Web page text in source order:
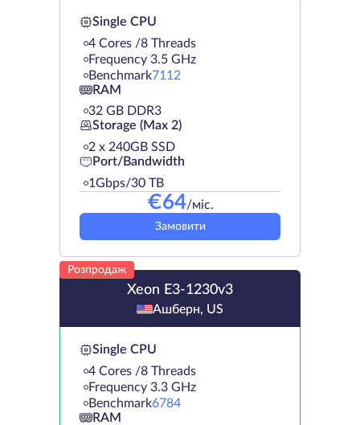
Single CPU
4 Cores /8 Threads
Frequency 3.5 GHz
Benchmark7112
RAM
32 GB DDR3
Storage (Max 2)
2 х 240GB SSD
Port/Bandwidth
1Gbps/30 TB
€64/міс.
Замовити
Розпродаж
Xeon E3-1230v3
Ашберн, US
Single CPU
4 Cores /8 Threads
Frequency 3.3 GHz
Benchmark6784
RAM